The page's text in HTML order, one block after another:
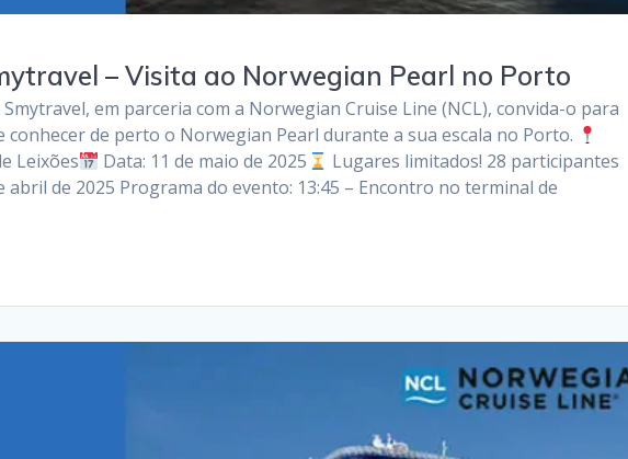
– Visita ao Norwegian Pearl no Porto
em parceria com a Norwegian Cruise Line (NCL), convida-o para
conhecer de perto o Norwegian Pearl durante a sua escala no Porto.
Leixões
Data: 11 de maio de 2025
Lugares limitados! 28 participantes
abril de 2025 Programa do evento: 13:45 – Encontro no terminal de